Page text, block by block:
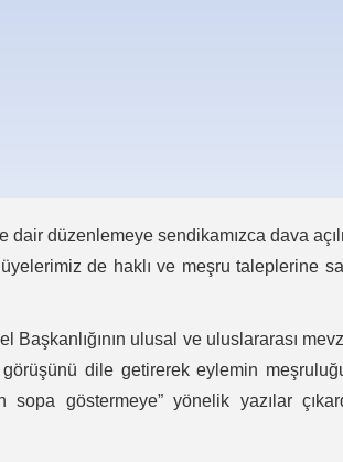
düzenlemeye sendikamızca dava
de haklı ve meşru taleplerine
ulusal ve uluslararası
dile getirerek eylemin
göstermeye” yönelik yazılar